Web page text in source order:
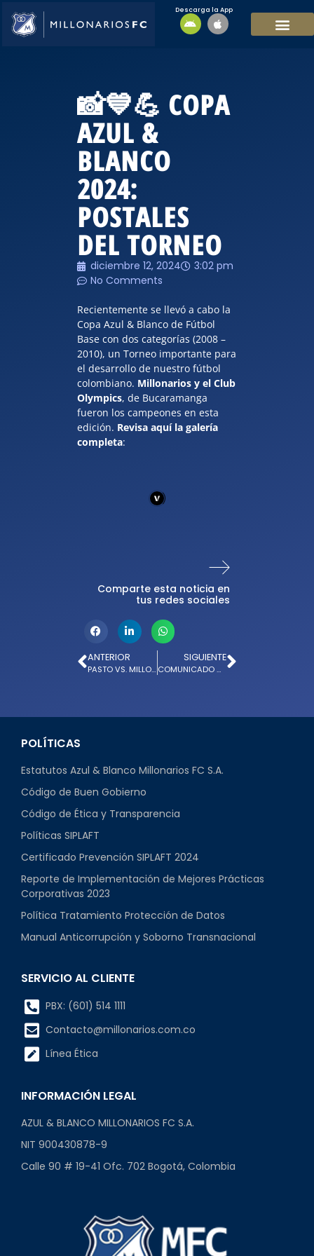
Descarga la App
📸💙💪 COPA
AZUL &
BLANCO
2024:
POSTALES
DEL TORNEO
diciembre 12, 2024
3:02 pm
No Comments
Recientemente se llevó a cabo la
Copa Azul & Blanco de Fútbol
Base con dos categorías (2008 –
2010), un Torneo importante para
el desarrollo de nuestro fútbol
colombiano. Millonarios y el Club
Olympics, de Bucaramanga
fueron los campeones en esta
edición. Revisa aquí la galería
completa:
Comparte esta noticia en
tus redes sociales
ANTERIOR
PASTO VS. MILLONARIOS: EMPATE EN EL DEPARTAMENTAL LIBERTAD
SIGUIENTE
COMUNICADO OFICIAL: SALIDA A VACACIONES
POLÍTICAS
Estatutos Azul & Blanco Millonarios FC S.A.
Código de Buen Gobierno
Código de Ética y Transparencia
Políticas SIPLAFT
Certificado Prevención SIPLAFT 2024
Reporte de Implementación de Mejores Prácticas
Corporativas 2023
Política Tratamiento Protección de Datos
Manual Anticorrupción y Soborno Transnacional
SERVICIO AL CLIENTE
PBX: (601) 514 1111
Contacto@millonarios.com.co
Línea Ética
INFORMACIÓN LEGAL
AZUL & BLANCO MILLONARIOS FC S.A.
NIT 900430878-9
Calle 90 # 19-41 Ofc. 702 Bogotá, Colombia